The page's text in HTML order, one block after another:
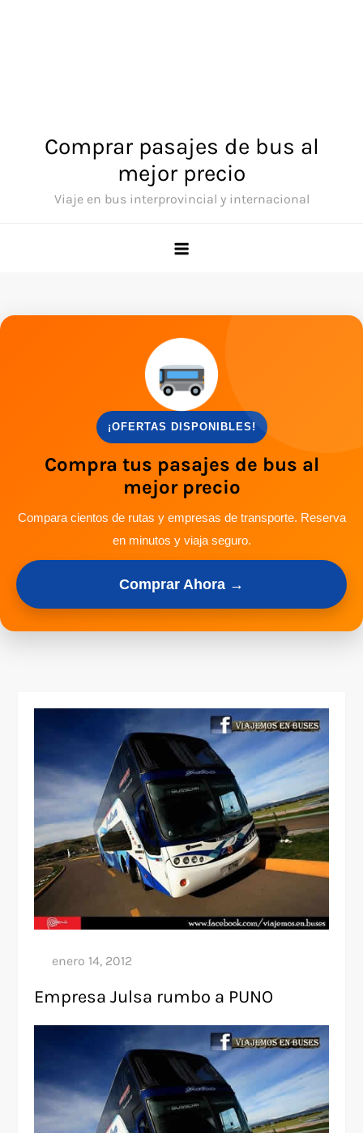
Comprar pasajes de bus al
mejor precio
Viaje en bus interprovincial y internacional
¡OFERTAS DISPONIBLES!
Compra tus pasajes de bus al
mejor precio
Compara cientos de rutas y empresas de transporte. Reserva
en minutos y viaja seguro.
Comprar Ahora →
Empresa Julsa rumbo a PUNO